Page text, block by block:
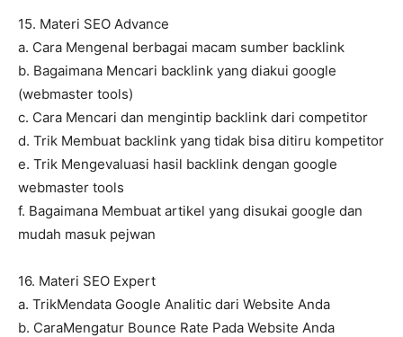
15. Materi SEO Advance
a. Cara Mengenal berbagai macam sumber backlink
b. Bagaimana Mencari backlink yang diakui google
(webmaster tools)
c. Cara Mencari dan mengintip backlink dari competitor
d. Trik Membuat backlink yang tidak bisa ditiru kompetitor
e. Trik Mengevaluasi hasil backlink dengan google
webmaster tools
f. Bagaimana Membuat artikel yang disukai google dan
mudah masuk pejwan
16. Materi SEO Expert
a. TrikMendata Google Analitic dari Website Anda
b. CaraMengatur Bounce Rate Pada Website Anda